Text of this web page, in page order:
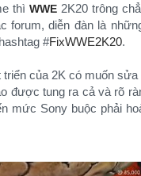
thìWWE 2K20 trông
forum, diễn đàn là
#FixWWE2K20.
của 2K có muốn sửa
được tung ra cả và rõ
mức Sony buộc phải